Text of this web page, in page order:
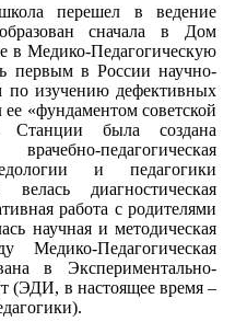
перешел в ведение
сначала в Дом
в Медико-Педагогическую
первым в России научно-
по изучению дефективных
«фундаментом советской
Станции была создана
педагогическая
и педагогики
велась диагностическая
работа с родителями
научная и методическая
Педагогическая
в Экспериментально-
(ЭДИ, в настоящее время –